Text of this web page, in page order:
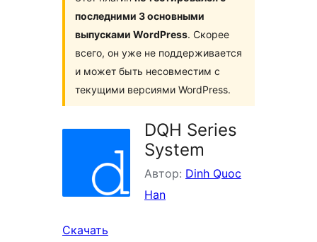
последними 3 основными
выпусками WordPress. Скорее
всего, он уже не поддерживается
и может быть несовместим с
текущими версиями WordPress.
DQH Series
System
Автор: Dinh Quoc
Han
Скачать